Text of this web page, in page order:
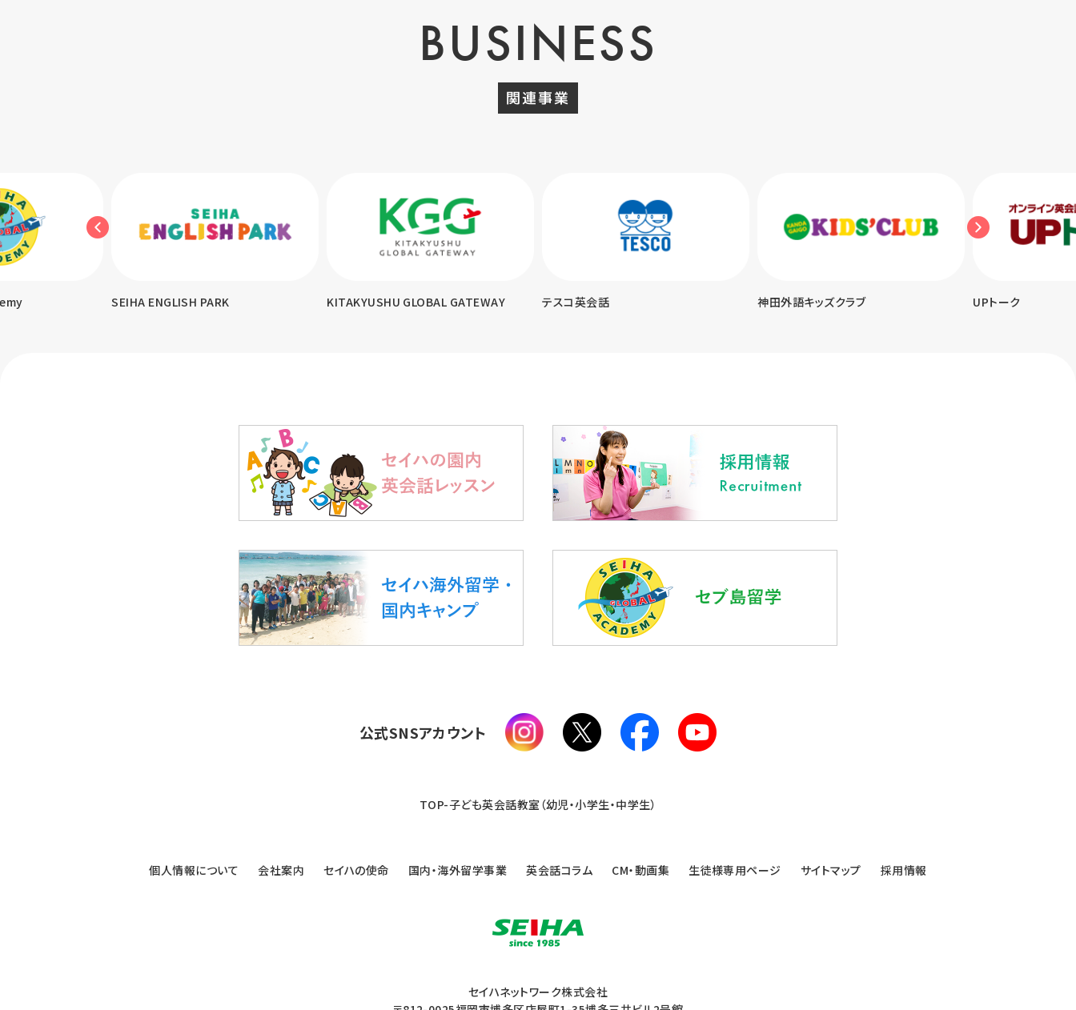
BUSINESS
関連事業
SEIHA ENGLISH PARK KITAKYUSHU GLOBAL GATEWAY テスコ英会話 神田外語キッズクラブ UPトーク
公式SNSアカウント
TOP-子ども英会話教室（幼児・小学生・中学生）
個人情報について 会社案内 セイハの使命 国内・海外留学事業 英会話コラム CM・動画集 生徒様専用ページ サイトマップ 採用情報
セイハネットワーク株式会社